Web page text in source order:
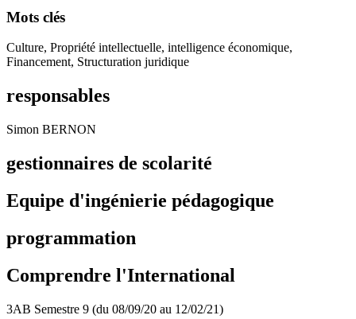
Mots clés
Culture, Propriété intellectuelle, intelligence économique,
Financement, Structuration juridique
responsables
Simon BERNON
gestionnaires de scolarité
Equipe d'ingénierie pédagogique
programmation
Comprendre l'International
3AB Semestre 9 (du 08/09/20 au 12/02/21)